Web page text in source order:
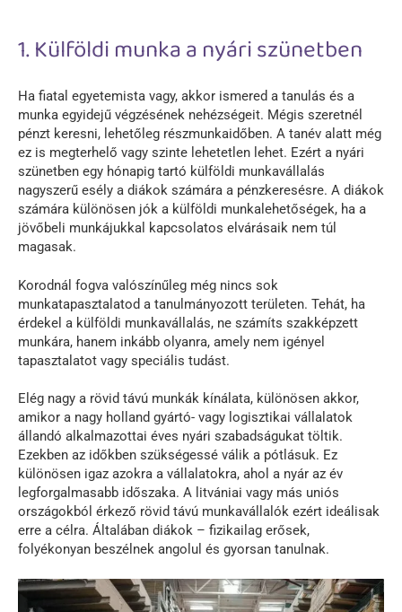
1. Külföldi munka a nyári szünetben
Ha fiatal egyetemista vagy, akkor ismered a tanulás és a
munka egyidejű végzésének nehézségeit. Mégis szeretnél
pénzt keresni, lehetőleg részmunkaidőben. A tanév alatt még
ez is megterhelő vagy szinte lehetetlen lehet. Ezért a nyári
szünetben egy hónapig tartó külföldi munkavállalás
nagyszerű esély a diákok számára a pénzkeresésre. A diákok
számára különösen jók a külföldi munkalehetőségek, ha a
jövőbeli munkájukkal kapcsolatos elvárásaik nem túl
magasak.
Korodnál fogva valószínűleg még nincs sok
munkatapasztalatod a tanulmányozott területen. Tehát, ha
érdekel a külföldi munkavállalás, ne számíts szakképzett
munkára, hanem inkább olyanra, amely nem igényel
tapasztalatot vagy speciális tudást.
Elég nagy a rövid távú munkák kínálata, különösen akkor,
amikor a nagy holland gyártó- vagy logisztikai vállalatok
állandó alkalmazottai éves nyári szabadságukat töltik.
Ezekben az időkben szükségessé válik a pótlásuk. Ez
különösen igaz azokra a vállalatokra, ahol a nyár az év
legforgalmasabb időszaka. A litvániai vagy más uniós
országokból érkező rövid távú munkavállalók ezért ideálisak
erre a célra. Általában diákok – fizikailag erősek,
folyékonyan beszélnek angolul és gyorsan tanulnak.